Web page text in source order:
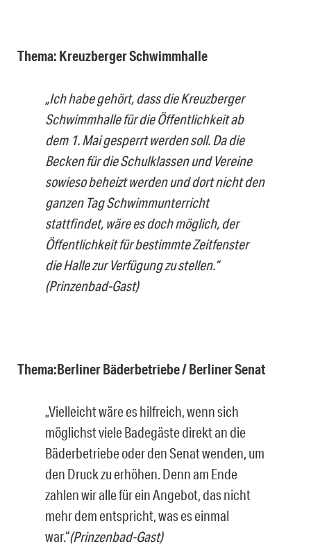
Thema: Kreuzberger Schwimmhalle
„Ich habe gehört, dass die Kreuzberger
Schwimmhalle für die Öffentlichkeit ab
dem 1. Mai gesperrt werden soll. Da die
Becken für die Schulklassen und Vereine
sowieso beheizt werden und dort nicht den
ganzen Tag Schwimmunterricht
stattfindet, wäre es doch möglich, der
Öffentlichkeit für bestimmte Zeitfenster
die Halle zur Verfügung zu stellen.“
(Prinzenbad-Gast)
Thema:Berliner Bäderbetriebe / Berliner Senat
„Vielleicht wäre es hilfreich, wenn sich
möglichst viele Badegäste direkt an die
Bäderbetriebe oder den Senat wenden, um
den Druck zu erhöhen. Denn am Ende
zahlen wir alle für ein Angebot, das nicht
mehr dem entspricht, was es einmal
war.“(Prinzenbad-Gast)